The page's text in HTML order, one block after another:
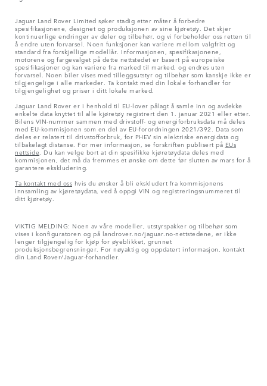
Jaguar Land Rover Limited søker stadig etter måter å forbedre
spesifikasjonene, designet og produksjonen av sine kjøretøy. Det skjer
kontinuerlige endringer av deler og tilbehør, og vi forbeholder oss retten til
å endre uten forvarsel. Noen funksjoner kan variere mellom valgfritt og
standard fra forskjellige modellår. Informasjonen, spesifikasjonene,
motorene og fargevalget på dette nettstedet er basert på europeiske
spesifikasjoner og kan variere fra marked til marked, og endres uten
forvarsel. Noen biler vises med tilleggsutstyr og tilbehør som kanskje ikke er
tilgjengelige i alle markeder. Ta kontakt med din lokale forhandler for
tilgjengelighet og priser i ditt lokale marked.
Jaguar Land Rover er i henhold til EU-lover pålagt å samle inn og avdekke
enkelte data knyttet til alle kjøretøy registrert den 1. januar 2021 eller etter.
Bilens VIN-nummer sammen med drivstoff- og energiforbruksdata må deles
med EU-kommisjonen som en del av EU-forordningen 2021/392. Data som
deles er relatert til drivstofforbruk, for PHEV sin elektriske energidata og
tilbakelagt distanse. For mer informasjon, se forskriften publisert på EUs
nettside. Du kan velge bort at din spesifikke kjøretøydata deles med
kommisjonen, det må da fremmes et ønske om dette før slutten av mars for å
garantere ekskludering.
Ta kontakt med oss hvis du ønsker å bli ekskludert fra kommisjonens
innsamling av kjøretøydata, ved å oppgi VIN og registreringsnummeret til
ditt kjøretøy.
VIKTIG MELDING: Noen av våre modeller, utstyrspakker og tilbehør som
vises i konfiguratoren og på landrover.no/jaguar.no-nettstedene, er ikke
lenger tilgjengelig for kjøp for øyeblikket, grunnet
produksjonsbegrensninger. For nøyaktig og oppdatert informasjon, kontakt
din Land Rover/Jaguar-forhandler.